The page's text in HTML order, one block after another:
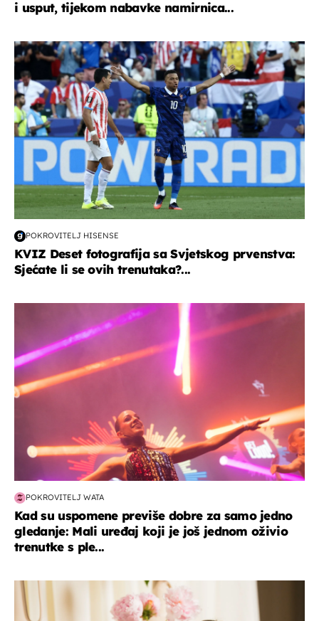
i usput, tijekom nabavke namirnica...
svjetsko prvenstvo 2026
POKROVITELJ HISENSE
KVIZ Deset fotografija sa Svjetskog prvenstva:
Sjećate li se ovih trenutaka?...
POKROVITELJ WATA
Kad su uspomene previše dobre za samo jedno
gledanje: Mali uređaj koji je još jednom oživio
trenutke s ple...
moda & ljepota